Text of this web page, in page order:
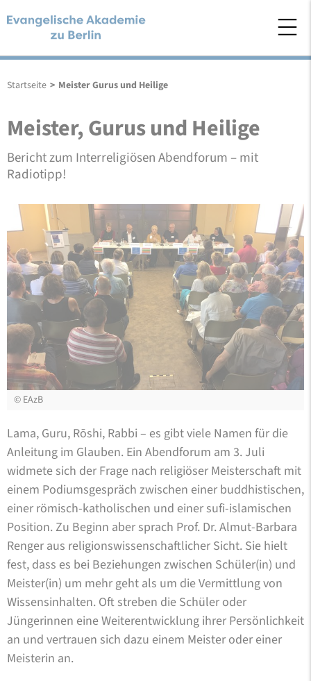
Startseite > Meister Gurus und Heilige
Meister, Gurus und Heilige
Bericht zum Interreligiösen Abendforum – mit
Radiotipp!
© EAzB
Lama, Guru, Rōshi, Rabbi – es gibt viele Namen für die
Anleitung im Glauben. Ein Abendforum am 3. Juli
widmete sich der Frage nach religiöser Meisterschaft mit
einem Podiumsgespräch zwischen einer buddhistischen,
einer römisch-katholischen und einer sufi-islamischen
Position. Zu Beginn aber sprach Prof. Dr. Almut-Barbara
Renger aus religionswissenschaftlicher Sicht. Sie hielt
fest, dass es bei Beziehungen zwischen Schüler(in) und
Meister(in) um mehr geht als um die Vermittlung von
Wissensinhalten. Oft streben die Schüler oder
Jüngerinnen eine Weiterentwicklung ihrer Persönlichkeit
an und vertrauen sich dazu einem Meister oder einer
Meisterin an.